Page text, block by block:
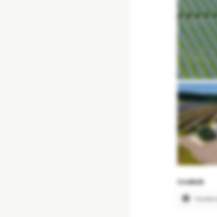
Condividi: